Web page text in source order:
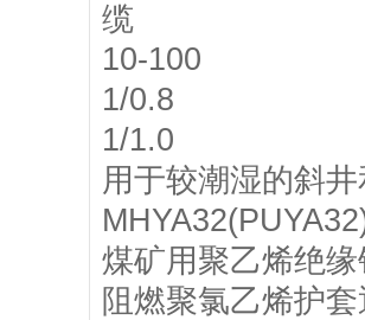
缆
10-100
1/0.8
1/1.0
用于较潮湿的斜
煤矿用聚乙烯绝
阻燃聚氯乙烯护